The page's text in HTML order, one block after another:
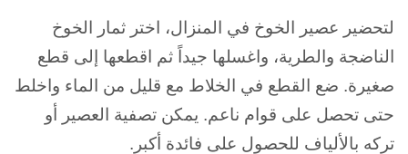
لتحضير عصير الخوخ في المنزال، اختر ثمار الخوخ
الناضجة والطرية، واغسلها جيداً ثم اقطعها إلى قطع
صغيرة. ضع القطع في الخلاط مع قليل من الماء واخلط
حتى تحصل على قوام ناعم. يمكن تصفية العصير أو
تركه بالألياف للحصول على فائدة أكبر.